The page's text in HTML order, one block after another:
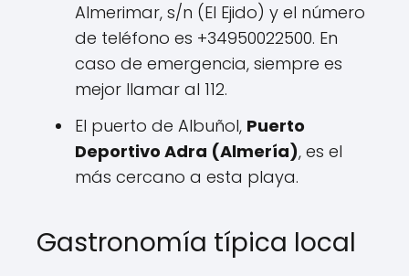
Almerimar, s/n (El Ejido) y el número
de teléfono es +34950022500. En
caso de emergencia, siempre es
mejor llamar al 112.
El puerto de Albuñol, Puerto
Deportivo Adra (Almería), es el
más cercano a esta playa.
Gastronomía típica local